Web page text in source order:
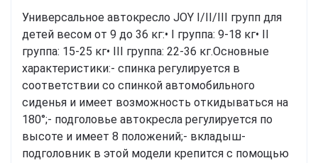
Универсальное автокресло JOY I/II/III групп для
детей весом от 9 до 36 кг:• I группа: 9-18 кг• II
группа: 15-25 кг• III группа: 22-36 кг.Основные
характеристики:- спинка регулируется в
соответствии со спинкой автомобильного
сиденья и имеет возможность откидываться на
180°;- подголовье автокресла регулируется по
высоте и имеет 8 положений;- вкладыш-
подголовник в этой модели крепится с помощью